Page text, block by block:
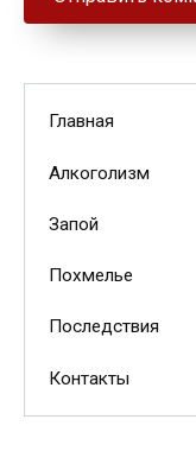
Главная
Алкоголизм
Запой
Похмелье
Последствия
Контакты